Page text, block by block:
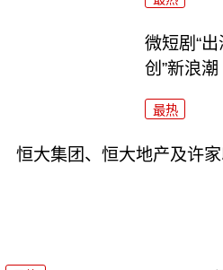
微短剧“
创”新浪潮
最热
恒大集团、恒大地产及许